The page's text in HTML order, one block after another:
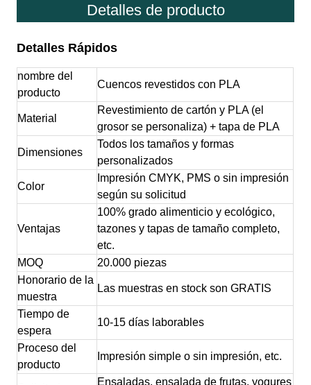
Detalles de producto